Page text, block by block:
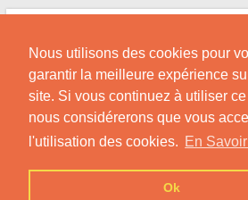
Nous utilisons des cookies pour
garantir la meilleure expérience
site. Si vous continuez à utiliser ce
nous considérerons que vous
l'utilisation des cookies. En
Ok
Skip
content
Conseils pour des Rencontres Coquines
Afros !